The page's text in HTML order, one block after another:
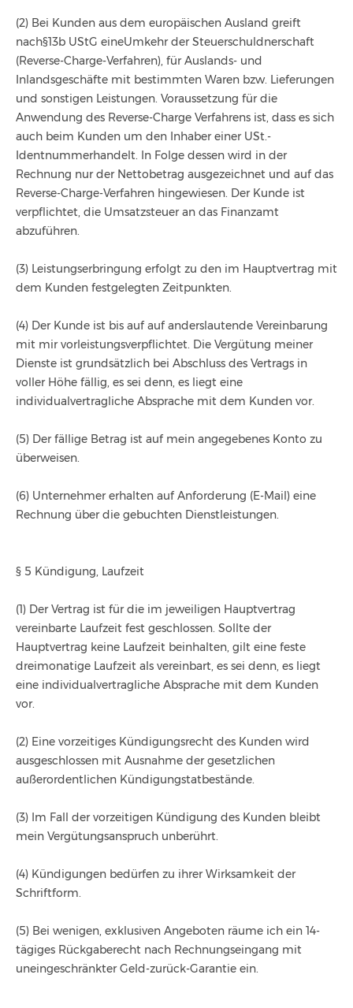
(2) Bei Kunden aus dem europäischen Ausland greift
nach§13b UStG eineUmkehr der Steuerschuldnerschaft
(Reverse-Charge-Verfahren), für Auslands- und
Inlandsgeschäfte mit bestimmten Waren bzw. Lieferungen
und sonstigen Leistungen. Voraussetzung für die
Anwendung des Reverse-Charge Verfahrens ist, dass es sich
auch beim Kunden um den Inhaber einer USt.-
Identnummerhandelt. In Folge dessen wird in der
Rechnung nur der Nettobetrag ausgezeichnet und auf das
Reverse-Charge-Verfahren hingewiesen. Der Kunde ist
verpflichtet, die Umsatzsteuer an das Finanzamt
abzuführen.
(3) Leistungserbringung erfolgt zu den im Hauptvertrag mit
dem Kunden festgelegten Zeitpunkten.
(4) Der Kunde ist bis auf auf anderslautende Vereinbarung
mit mir vorleistungsverpflichtet. Die Vergütung meiner
Dienste ist grundsätzlich bei Abschluss des Vertrags in
voller Höhe fällig, es sei denn, es liegt eine
individualvertragliche Absprache mit dem Kunden vor.
(5) Der fällige Betrag ist auf mein angegebenes Konto zu
überweisen.
(6) Unternehmer erhalten auf Anforderung (E-Mail) eine
Rechnung über die gebuchten Dienstleistungen.
§ 5 Kündigung, Laufzeit
(1) Der Vertrag ist für die im jeweiligen Hauptvertrag
vereinbarte Laufzeit fest geschlossen. Sollte der
Hauptvertrag keine Laufzeit beinhalten, gilt eine feste
dreimonatige Laufzeit als vereinbart, es sei denn, es liegt
eine individualvertragliche Absprache mit dem Kunden
vor.
(2) Eine vorzeitiges Kündigungsrecht des Kunden wird
ausgeschlossen mit Ausnahme der gesetzlichen
außerordentlichen Kündigungstatbestände.
(3) Im Fall der vorzeitigen Kündigung des Kunden bleibt
mein Vergütungsanspruch unberührt.
(4) Kündigungen bedürfen zu ihrer Wirksamkeit der
Schriftform.
(5) Bei wenigen, exklusiven Angeboten räume ich ein 14-
tägiges Rückgaberecht nach Rechnungseingang mit
uneingeschränkter Geld-zurück-Garantie ein.